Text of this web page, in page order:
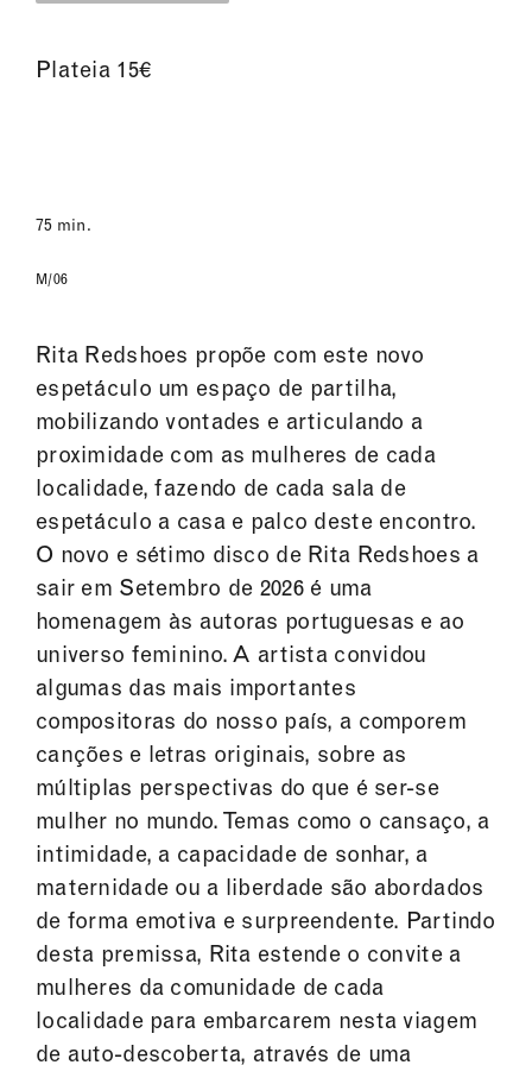
Plateia 15€
75 min.
M/06
Rita Redshoes propõe com este novo
espetáculo um espaço de partilha,
mobilizando vontades e articulando a
proximidade com as mulheres de cada
localidade, fazendo de cada sala de
espetáculo a casa e palco deste encontro.
O novo e sétimo disco de Rita Redshoes a
sair em Setembro de 2026 é uma
homenagem às autoras portuguesas e ao
universo feminino. A artista convidou
algumas das mais importantes
compositoras do nosso país, a comporem
canções e letras originais, sobre as
múltiplas perspectivas do que é ser-se
mulher no mundo. Temas como o cansaço, a
intimidade, a capacidade de sonhar, a
maternidade ou a liberdade são abordados
de forma emotiva e surpreendente. Partindo
desta premissa, Rita estende o convite a
mulheres da comunidade de cada
localidade para embarcarem nesta viagem
de auto-descoberta, através de uma